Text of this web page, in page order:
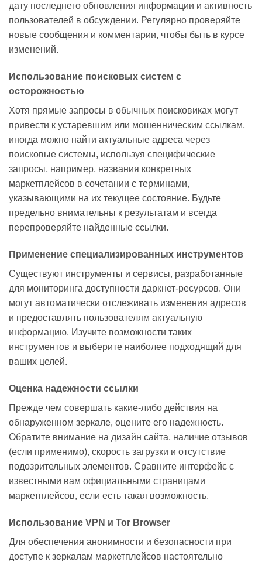
дату последнего обновления информации и активность
пользователей в обсуждении. Регулярно проверяйте
новые сообщения и комментарии, чтобы быть в курсе
изменений.
Использование поисковых систем с
осторожностью
Хотя прямые запросы в обычных поисковиках могут
привести к устаревшим или мошенническим ссылкам,
иногда можно найти актуальные адреса через
поисковые системы, используя специфические
запросы, например, названия конкретных
маркетплейсов в сочетании с терминами,
указывающими на их текущее состояние. Будьте
предельно внимательны к результатам и всегда
перепроверяйте найденные ссылки.
Применение специализированных инструментов
Существуют инструменты и сервисы, разработанные
для мониторинга доступности даркнет-ресурсов. Они
могут автоматически отслеживать изменения адресов
и предоставлять пользователям актуальную
информацию. Изучите возможности таких
инструментов и выберите наиболее подходящий для
ваших целей.
Оценка надежности ссылки
Прежде чем совершать какие-либо действия на
обнаруженном зеркале, оцените его надежность.
Обратите внимание на дизайн сайта, наличие отзывов
(если применимо), скорость загрузки и отсутствие
подозрительных элементов. Сравните интерфейс с
известными вам официальными страницами
маркетплейсов, если есть такая возможность.
Использование VPN и Tor Browser
Для обеспечения анонимности и безопасности при
доступе к зеркалам маркетплейсов настоятельно